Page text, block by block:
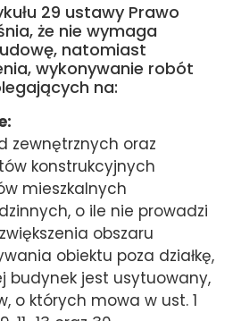
29 ustawy Prawo
że nie wymaga
natomiast
wykonywanie robót
na:
zewnętrznych oraz
konstrukcyjnych
mieszkalnych
o ile nie prowadzi
obszaru
obiektu poza działkę,
budynek jest usytuowany,
o których mowa w ust. 1